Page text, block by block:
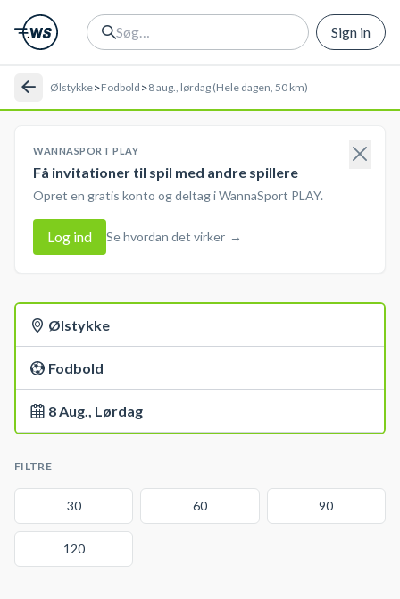
Sign in
Ølstykke>Fodbold >8 aug., lørdag (Hele dagen, 50 km)
WANNASPORT PLAY
Få invitationer til spil med andre spillere
Opret en gratis konto og deltag i WannaSport PLAY.
Log ind Se hvordan det virker →
Ølstykke
Fodbold
8 Aug., Lørdag
FILTRE
30 60 90
120